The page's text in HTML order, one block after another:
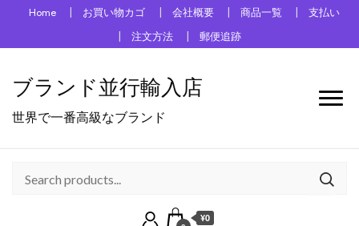
Home お買い物カゴ 会社概要 商品一覧
支払い
注文方法
郵便追跡
ブランド並行輸入店
世界で一番高級なブランド
¥0